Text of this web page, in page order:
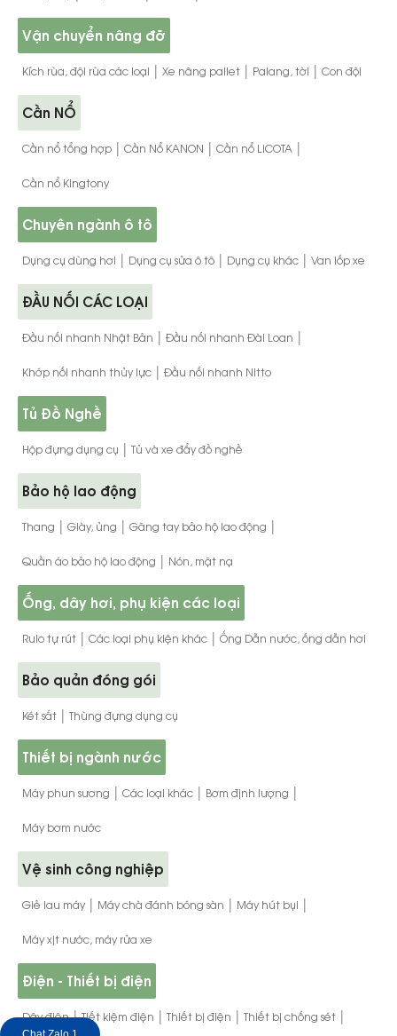
Vận chuyển nâng đỡ
Kích rùa, đội rùa các loại | Xe nâng pallet | Palang, tời | Con đội
Cần NỔ
Cần nổ tổng hợp | Cần Nổ KANON | Cần nổ LICOTA |
Cần nổ Kingtony
Chuyên ngành ô tô
Dụng cụ dùng hơi | Dụng cụ sửa ô tô | Dụng cụ khác | Van lốp xe
ĐẦU NỐI CÁC LOẠI
Đầu nối nhanh Nhật Bản | Đầu nối nhanh Đài Loan |
Khớp nối nhanh thủy lực | Đầu nối nhanh Nitto
Tủ Đồ Nghề
Hộp đựng dụng cụ | Tủ và xe đẩy đồ nghề
Bảo hộ lao động
Thang | Giày, ủng | Găng tay bảo hộ lao động |
Quần áo bảo hộ lao động | Nón, mặt nạ
Ống, dây hơi, phụ kiện các loại
Rulo tự rút | Các loại phụ kiện khác | Ống Dẫn nước, ống dẫn hơi
Bảo quản đóng gói
Két sắt | Thùng đựng dụng cụ
Thiết bị ngành nước
Máy phun sương | Các loại khác | Bơm định lượng |
Máy bơm nước
Vệ sinh công nghiệp
Giẻ lau máy | Máy chà đánh bóng sàn | Máy hút bụi |
Máy xịt nước, máy rửa xe
Điện - Thiết bị điện
Dây điện | Tiết kiệm điện | Thiết bị điện | Thiết bị chống sét |